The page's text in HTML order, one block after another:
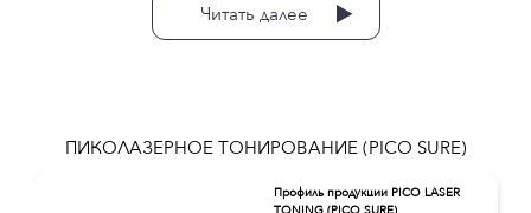
Читать далее
ПИКОЛАЗЕРНОЕ ТОНИРОВАНИЕ (PICO SURE)
Профиль продукции PICO LASER